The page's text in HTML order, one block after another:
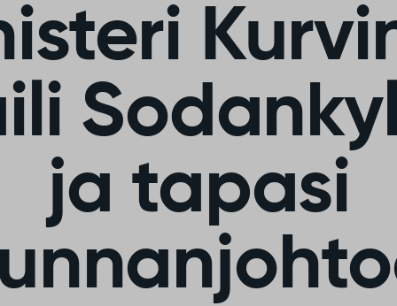
ja tapasi